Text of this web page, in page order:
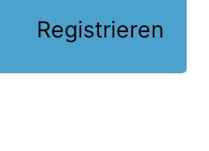
Registrieren